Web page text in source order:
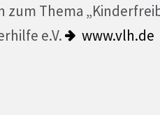
Thema
e.V.
www.vlh.de